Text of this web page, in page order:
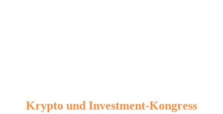
Krypto und Investment-Kongress